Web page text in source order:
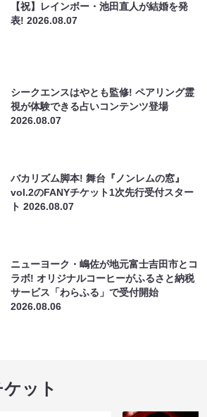
【祝】レインボー・池田直人が結婚を発
表!2026.08.07
シークエンスはやとも監修! ペアリング霊
視が体験できる占いコンテンツ登場
2026.08.07
バカリズム脚本! 舞台『ノンレムの窓』
vol.2のFANYチケット1次先行受付スター
ト2026.08.07
ニューヨーク・嶋佐が地元富士吉田市とコ
ラボ! オリジナルコーヒーがふるさと納税
サービス「わらふる」で受付開始
2026.08.06
ット